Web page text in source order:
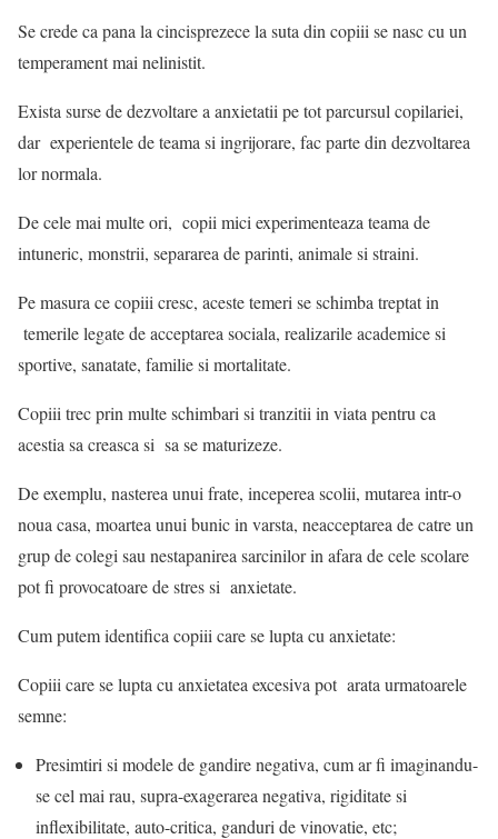
Se crede ca pana la cincisprezece la suta din copiii se nasc cu un
temperament mai nelinistit.
Exista surse de dezvoltare a anxietatii pe tot parcursul copilariei,
dar experientele de teama si ingrijorare, fac parte din dezvoltarea
lor normala.
De cele mai multe ori, copii mici experimenteaza teama de
intuneric, monstrii, separarea de parinti, animale si straini.
Pe masura ce copiii cresc, aceste temeri se schimba treptat in
temerile legate de acceptarea sociala, realizarile academice si
sportive, sanatate, familie si mortalitate.
Copiii trec prin multe schimbari si tranzitii in viata pentru ca
acestia sa creasca si sa se maturizeze.
De exemplu, nasterea unui frate, inceperea scolii, mutarea intr-o
noua casa, moartea unui bunic in varsta, neacceptarea de catre un
grup de colegi sau nestapanirea sarcinilor in afara de cele scolare
pot fi provocatoare de stres si anxietate.
Cum putem identifica copiii care se lupta cu anxietate:
Copiii care se lupta cu anxietatea excesiva pot arata urmatoarele
semne:
Presimtiri si modele de gandire negativa, cum ar fi imaginandu-
se cel mai rau, supra-exagerarea negativa, rigiditate si
inflexibilitate, auto-critica, ganduri de vinovatie, etc;